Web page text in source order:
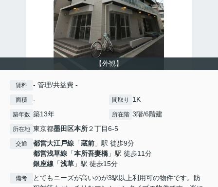
【外観】
賃料 - 管理/共益費 -
面積 - 間取り 1K
築年数 築13年 所在階 3階/6階建
所在地 東京都墨田区本所２丁目6-5
交通 都営大江戸線 「蔵前 」駅 徒歩9分
都営浅草線 「本所吾妻橋 」駅 徒歩11分
銀座線 「浅草 」駅 徒歩15分
備考
とてもニーズが高いのが3駅以上利用可の物件です。防